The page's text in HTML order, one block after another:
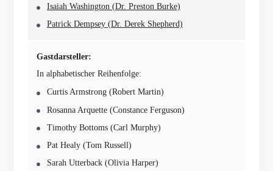
Isaiah Washington (Dr. Preston Burke)
Patrick Dempsey (Dr. Derek Shepherd)
Gastdarsteller:
In alphabetischer Reihenfolge:
Curtis Armstrong (Robert Martin)
Rosanna Arquette (Constance Ferguson)
Timothy Bottoms (Carl Murphy)
Pat Healy (Tom Russell)
Sarah Utterback (Olivia Harper)